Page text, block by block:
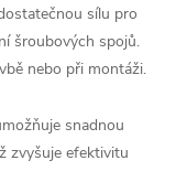
sílu pro
šroubových spojů.
nebo při montáži.
snadnou
zvyšuje efektivitu